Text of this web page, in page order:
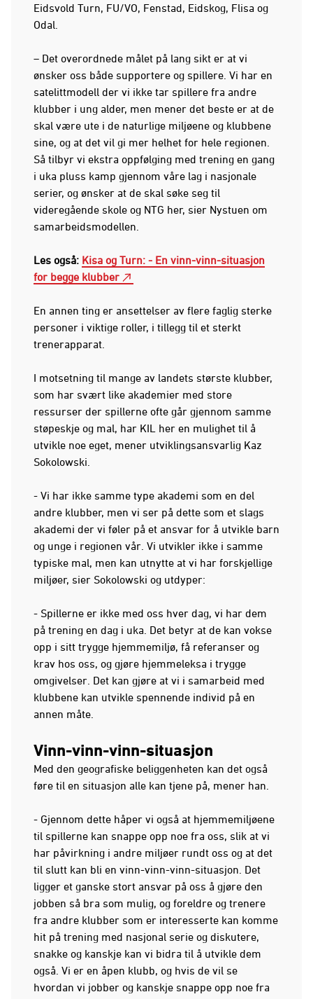
Eidsvold Turn, FU/VO, Fenstad, Eidskog, Flisa og
Odal.
– Det overordnede målet på lang sikt er at vi
ønsker oss både supportere og spillere. Vi har en
satelittmodell der vi ikke tar spillere fra andre
klubber i ung alder, men mener det beste er at de
skal være ute i de naturlige miljøene og klubbene
sine, og at det vil gi mer helhet for hele regionen.
Så tilbyr vi ekstra oppfølging med trening en gang
i uka pluss kamp gjennom våre lag i nasjonale
serier, og ønsker at de skal søke seg til
videregående skole og NTG her, sier Nystuen om
samarbeidsmodellen.
Les også: Kisa og Turn: - En vinn-vinn-situasjon
for begge klubber
En annen ting er ansettelser av flere faglig sterke
personer i viktige roller, i tillegg til et sterkt
trenerapparat.
I motsetning til mange av landets største klubber,
som har svært like akademier med store
ressurser der spillerne ofte går gjennom samme
støpeskje og mal, har KIL her en mulighet til å
utvikle noe eget, mener utviklingsansvarlig Kaz
Sokolowski.
- Vi har ikke samme type akademi som en del
andre klubber, men vi ser på dette som et slags
akademi der vi føler på et ansvar for å utvikle barn
og unge i regionen vår. Vi utvikler ikke i samme
typiske mal, men kan utnytte at vi har forskjellige
miljøer, sier Sokolowski og utdyper:
- Spillerne er ikke med oss hver dag, vi har dem
på trening en dag i uka. Det betyr at de kan vokse
opp i sitt trygge hjemmemiljø, få referanser og
krav hos oss, og gjøre hjemmeleksa i trygge
omgivelser. Det kan gjøre at vi i samarbeid med
klubbene kan utvikle spennende individ på en
annen måte.
Vinn-vinn-vinn-situasjon
Med den geografiske beliggenheten kan det også
føre til en situasjon alle kan tjene på, mener han.
- Gjennom dette håper vi også at hjemmemiljøene
til spillerne kan snappe opp noe fra oss, slik at vi
har påvirkning i andre miljøer rundt oss og at det
til slutt kan bli en vinn-vinn-vinn-situasjon. Det
ligger et ganske stort ansvar på oss å gjøre den
jobben så bra som mulig, og foreldre og trenere
fra andre klubber som er interesserte kan komme
hit på trening med nasjonal serie og diskutere,
snakke og kanskje kan vi bidra til å utvikle dem
også. Vi er en åpen klubb, og hvis de vil se
hvordan vi jobber og kanskje snappe opp noe fra